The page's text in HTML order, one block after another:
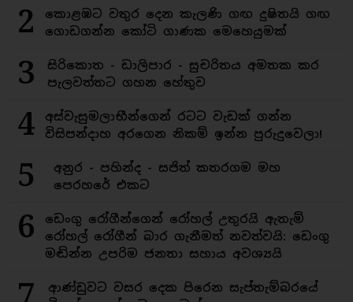
2
කොළඹට වතුර දෙන කැලණි ගඟ දුෂිතයි ගඟ
ගොඩගන්න කෝටි ගාණක මෙහෙයුමක්
3
සිරිකොත - ඩාලිපාර - සුචරිතය අමතක කර
පැලවත්තට ගහන හේතුව
4
අස්වැසුමලාභීන්ගෙන් රටට වැඩක් ගන්න
විසිපන්දාහ අරගෙන නිකම් ඉන්න පුරුදුවෙලා!
5
අනුර - පහින්ද - සජිත් කතරගම මහ
පෙරහරේ එකට
6
ඩෙංගු රෝගීන්ගෙන් රෝහල් උතුරයි ඇතැම්
රෝහල් රෝගීන් බාර ගැනීමත් නවත්වයි: ඩෙංගු
මඬින්න උපරිම ජනතා සහාය අවශ්‍යයි
ආණ්ඩුවට වසර දෙක පිරෙන සැප්තැම්බරයේ